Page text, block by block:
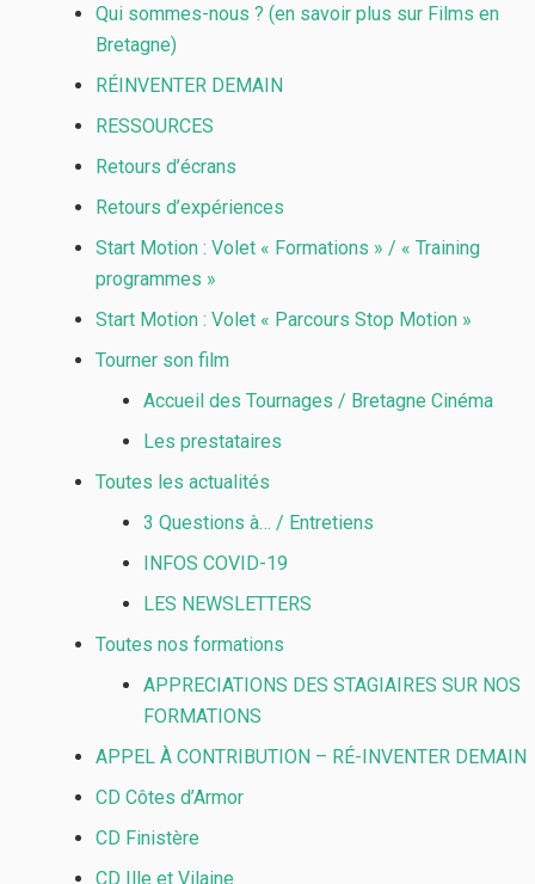
Qui sommes-nous ? (en savoir plus sur Films en
Bretagne)
RÉINVENTER DEMAIN
RESSOURCES
Retours d’écrans
Retours d’expériences
Start Motion : Volet « Formations » / « Training
programmes »
Start Motion : Volet « Parcours Stop Motion »
Tourner son film
Accueil des Tournages / Bretagne Cinéma
Les prestataires
Toutes les actualités
3 Questions à… / Entretiens
INFOS COVID-19
LES NEWSLETTERS
Toutes nos formations
APPRECIATIONS DES STAGIAIRES SUR NOS
FORMATIONS
APPEL À CONTRIBUTION – RÉ-INVENTER DEMAIN
CD Côtes d’Armor
CD Finistère
CD Ille et Vilaine